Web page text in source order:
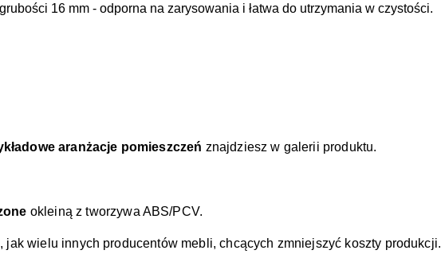
16 mm - odporna na zarysowania i łatwa do utrzymania w czystości.
aranżacje pomieszczeń znajdziesz w galerii produktu.
okleiną z tworzywa ABS/PCV.
jak wielu innych producentów mebli, chcących zmniejszyć koszty produkcji.